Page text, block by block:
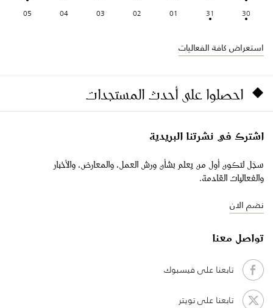
30
31
01
02
03
04
05
استعراض كافة الفعاليات
احصلوا على أحدث المستجدات
اشترك في نشرتنا البريدية
سجّل لتكون أول من يعلم بشأن ورش العمل، والمعارض، والأخبار
والفعاليات القادمة.
نضم الان
تواصل معنا
تابعنا على فيسبوك
تابعنا على تويتر